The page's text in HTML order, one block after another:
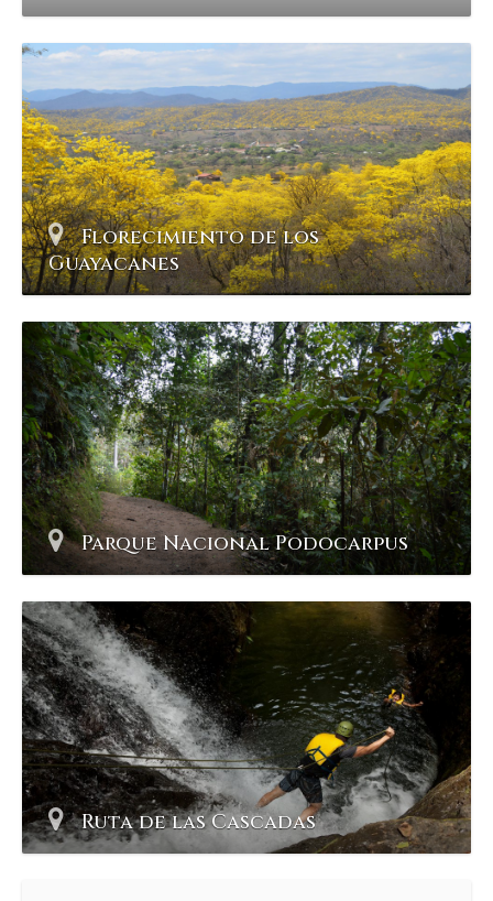
Florecimiento de los
Guayacanes
Parque Nacional Podocarpus
Ruta de las Cascadas